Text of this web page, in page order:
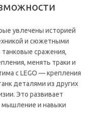
увлечены историей
и сюжетными
сражения,
менять траки и
с LEGO — крепления
деталями из других
Это развивает
мышление и навыки